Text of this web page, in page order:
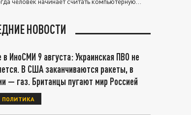
НОВОСТИ
в ИноСМИ 9 августа: Украинская ПВО не
В США заканчиваются ракеты, в
— газ. Британцы пугают мир Россией
ПОЛИТИКА